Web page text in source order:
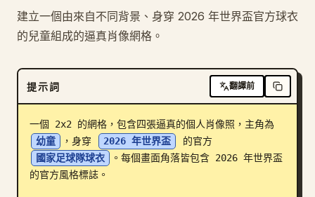
定價
下載
建立一個由來自不同背景、身穿 2026 年世界盃官方球衣
的兒童組成的逼真肖像網格。
提示詞 翻譯前
一個 2x2 的網格，包含四張逼真的個人肖像照，主角為
幼童
，身穿 2026 年世界盃
的官方
國家足球隊球衣
。每個畫面角落皆包含 2026 年世界盃
的官方風格標誌。